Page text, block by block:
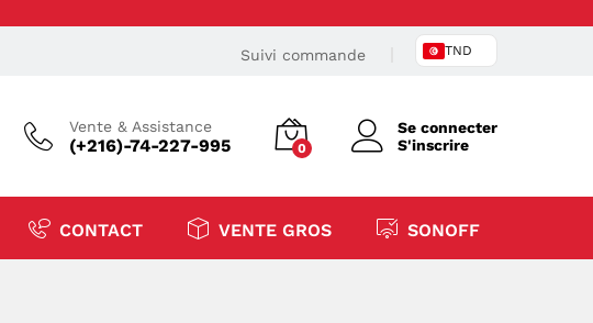
Suivi commande TND
Vente & Assistance
(+216)-74-227-995 0
Se connecter
S'inscrire
CONTACT VENTE GROS SONOFF